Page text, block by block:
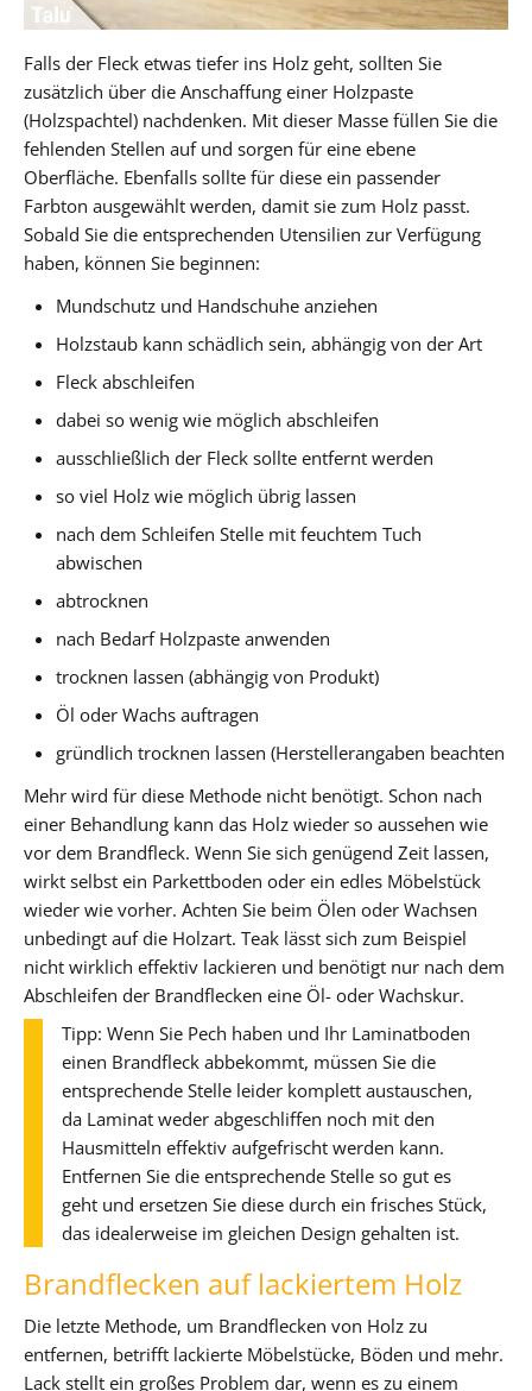
Falls der Fleck etwas tiefer ins Holz geht, sollten Sie
zusätzlich über die Anschaffung einer Holzpaste
(Holzspachtel) nachdenken. Mit dieser Masse füllen Sie die
fehlenden Stellen auf und sorgen für eine ebene
Oberfläche. Ebenfalls sollte für diese ein passender
Farbton ausgewählt werden, damit sie zum Holz passt.
Sobald Sie die entsprechenden Utensilien zur Verfügung
haben, können Sie beginnen:
Mundschutz und Handschuhe anziehen
Holzstaub kann schädlich sein, abhängig von der Art
Fleck abschleifen
dabei so wenig wie möglich abschleifen
ausschließlich der Fleck sollte entfernt werden
so viel Holz wie möglich übrig lassen
nach dem Schleifen Stelle mit feuchtem Tuch
abwischen
abtrocknen
nach Bedarf Holzpaste anwenden
trocknen lassen (abhängig von Produkt)
Öl oder Wachs auftragen
gründlich trocknen lassen (Herstellerangaben beachten
Mehr wird für diese Methode nicht benötigt. Schon nach
einer Behandlung kann das Holz wieder so aussehen wie
vor dem Brandfleck. Wenn Sie sich genügend Zeit lassen,
wirkt selbst ein Parkettboden oder ein edles Möbelstück
wieder wie vorher. Achten Sie beim Ölen oder Wachsen
unbedingt auf die Holzart. Teak lässt sich zum Beispiel
nicht wirklich effektiv lackieren und benötigt nur nach dem
Abschleifen der Brandflecken eine Öl- oder Wachskur.
Tipp: Wenn Sie Pech haben und Ihr Laminatboden
einen Brandfleck abbekommt, müssen Sie die
entsprechende Stelle leider komplett austauschen,
da Laminat weder abgeschliffen noch mit den
Hausmitteln effektiv aufgefrischt werden kann.
Entfernen Sie die entsprechende Stelle so gut es
geht und ersetzen Sie diese durch ein frisches Stück,
das idealerweise im gleichen Design gehalten ist.
Brandflecken auf lackiertem Holz
Die letzte Methode, um Brandflecken von Holz zu
entfernen, betrifft lackierte Möbelstücke, Böden und mehr.
Lack stellt ein großes Problem dar, wenn es zu einem